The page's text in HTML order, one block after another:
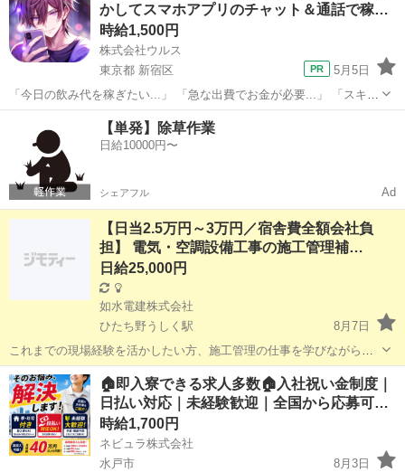
かしてスマホアプリのチャット＆通話で稼…
時給1,500円
株式会社ウルス
東京都 新宿区
5月5日
「今日の飲み代を稼ぎたい...」 「急な出費でお金が必要...」 「スキマ
時間をお金に変えたい...」 そんな方にオススメな募集です！！ ■■■報
酬はすぐ受け取りOK！■■■ ✔ 決まった勤務時間なし！...
その他 スキマ時間
【単発】除草作業
日給10000円〜
シェアフル Ad
【日当2.5万円～3万円／宿舎費全額会社負
担】 電気・空調設備工事の施工管理補…
日給25,000円
如水電建株式会社
ひたち野うしく駅
8月7日
これまでの現場経験を活かしたい方、施工管理の仕事を学びながら経
験を積みたい方を募集します。 経験やスキル、担当していただく業務
の範囲に応じて、日当を決定します。 【募集人数・勤務地】 静岡県掛
川市の現場：1名 ...
茨城 つくば市 ひたち野うしく駅 その他 スタッフ
🏠即入寮できる求人多数🏠入社祝い金制度｜
日払い対応｜未経験歓迎｜全国から応募可…
時給1,700円
ネビュラ株式会社
水戸市
8月3日